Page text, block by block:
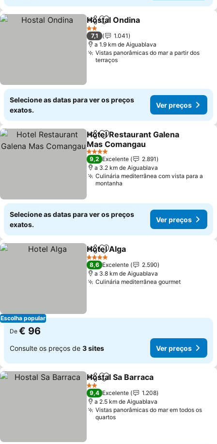
PartilharAdicionar aos favoritos
Hostal Ondina
2 Estrelas
7,1
1.041
a 1.9 km de Aiguablava
Vistas panorâmicas do mar a partir dos
terraços
Selecione as datas para ver os preços
exatos.
Ver preços
PartilharAdicionar aos favoritos
Hotel Restaurant Galena
Mas Comangau
Ver preços
4 Estrelas
9,2 Excelente
2.891
a 3.2 km de Aiguablava
Culinária mediterrânea com vista para a
montanha
Selecione as datas para ver os preços
exatos.
Ver preços
Escolha popular
PartilharAdicionar aos favoritos
Hotel Alga
4 Estrelas
8,6 Excelente
2.590
a 3.8 km de Aiguablava
Culinária mediterrânea gourmetVer
De € 96
Consulte os preços de 3 sites Ver preços
PartilharAdicionar aos favoritos
Hostal Sa Barraca
2 Estrelas
9,4 Excelente
1.208
a 2.5 km de Aiguablava
Vistas panorâmicas do mar em todos os
quartos